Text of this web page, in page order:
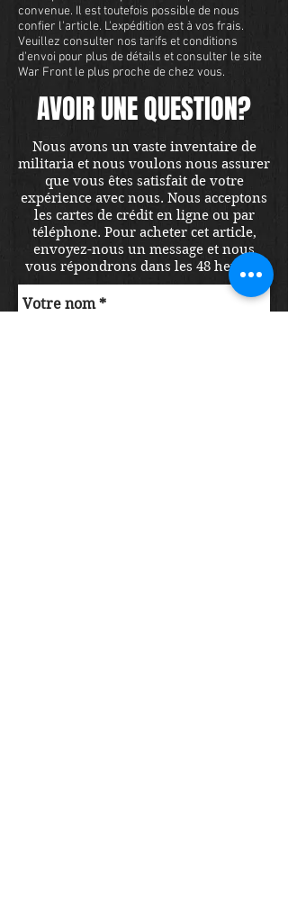
convenue. Il est toutefois possible de nous
confier l'article. L'expédition est à vos frais.
Veuillez consulter nos tarifs et conditions
d'envoi pour plus de détails et consulter le site
War Front le plus proche de chez vous.
AVOIR UNE QUESTION?
Nous avons un vaste inventaire de
militaria et nous voulons nous assurer
que vous êtes satisfait de votre
expérience avec nous. Nous acceptons
les cartes de crédit en ligne ou par
téléphone. Pour acheter cet article,
envoyez-nous un message et nous
vous répondrons dans les 48 heures.